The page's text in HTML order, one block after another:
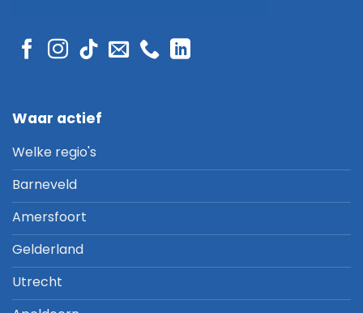
Waar actief
Welke regio's
Barneveld
Amersfoort
Gelderland
Utrecht